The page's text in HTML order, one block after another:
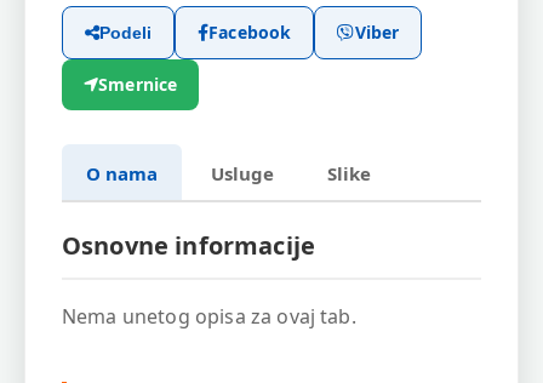
Podeli Facebook Viber
Smernice
O nama Usluge Slike
Osnovne informacije
Nema unetog opisa za ovaj tab.